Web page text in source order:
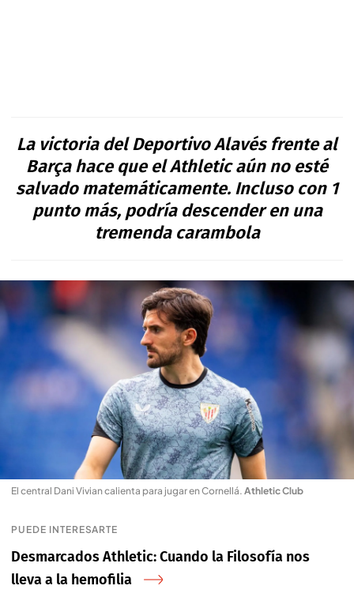
La victoria del Deportivo Alavés frente al
Barça hace que el Athletic aún no esté
salvado matemáticamente. Incluso con 1
punto más, podría descender en una
tremenda carambola
El central Dani Vivian calienta para jugar en Cornellá. Athletic Club
PUEDE INTERESARTE
Desmarcados Athletic: Cuando la Filosofía nos
lleva a la hemofilia